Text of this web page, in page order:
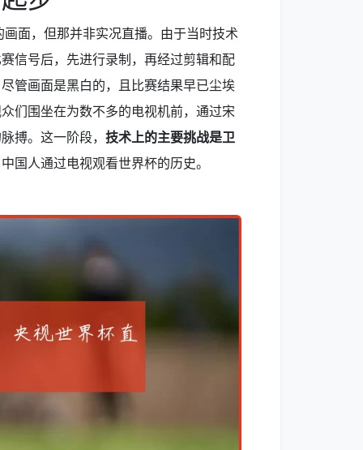
面，但那并非实况直播。由于当时技术
信号后，先进行录制，再经过剪辑和配
管画面是黑白的，且比赛结果早已尘埃
们围坐在为数不多的电视机前，通过宋
搏。这一阶段， 技术上的主要挑战是卫
国人通过电视观看世界杯的历史。